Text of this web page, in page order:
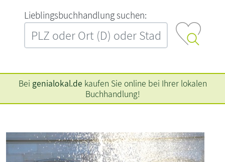
L‍i‍e‍b‍l‍i‍n‍g‍s‍b‍u‍c‍h‍h‍a‍n‍d‍l‍u‍n‍g‍ ‍s‍u‍c‍h‍e‍n‍:‍
Bei genialokal.de kaufen Sie online bei Ihrer lokalen
Buchhandlung!